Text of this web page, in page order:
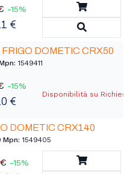
-15%
€
Aggiungi
DOMETIC CRX50
1549411
-15%
€
Disponibilità su
DOMETIC CRX140
Mpn: 1549405
-15%
Aggiungi